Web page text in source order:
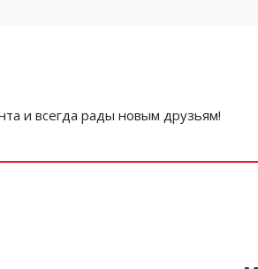
и всегда рады новым друзьям!